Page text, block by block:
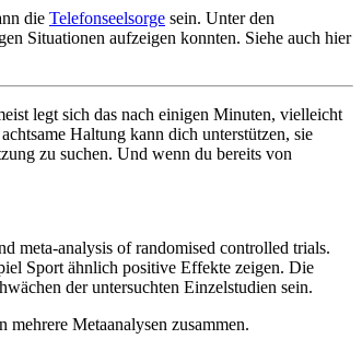
die Telefonseelsorge sein. Unter den
Situationen aufzeigen konnten. Siehe auch hier
legt sich das nach einigen Minuten, vielleicht
Haltung kann dich unterstützen, sie
zu suchen. Und wenn du bereits von
meta-analysis of randomised controlled trials.
Sport ähnlich positive Effekte zeigen. Die
der untersuchten Einzelstudien sein.
mehrere Metaanalysen zusammen.